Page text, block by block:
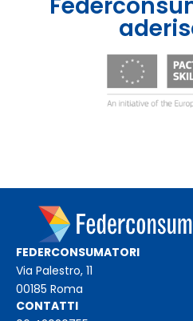
FEDERCONSUMATORI
Via Palestro, 11
00185 Roma
CONTATTI